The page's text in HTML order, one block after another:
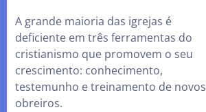
A grande maioria das igrejas é
deficiente em três ferramentas do
cristianismo que promovem o seu
crescimento: conhecimento,
testemunho e treinamento de novos
obreiros.